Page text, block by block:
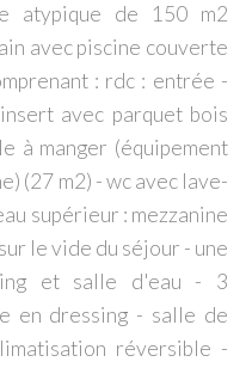
atypique de 150 m2
avec piscine couverte
: rdc : entrée -
avec parquet bois
à manger (équipement
(27 m2) - wc avec lave-
supérieur : mezzanine
le vide du séjour - une
et salle d'eau - 3
en dressing - salle de
réversible -